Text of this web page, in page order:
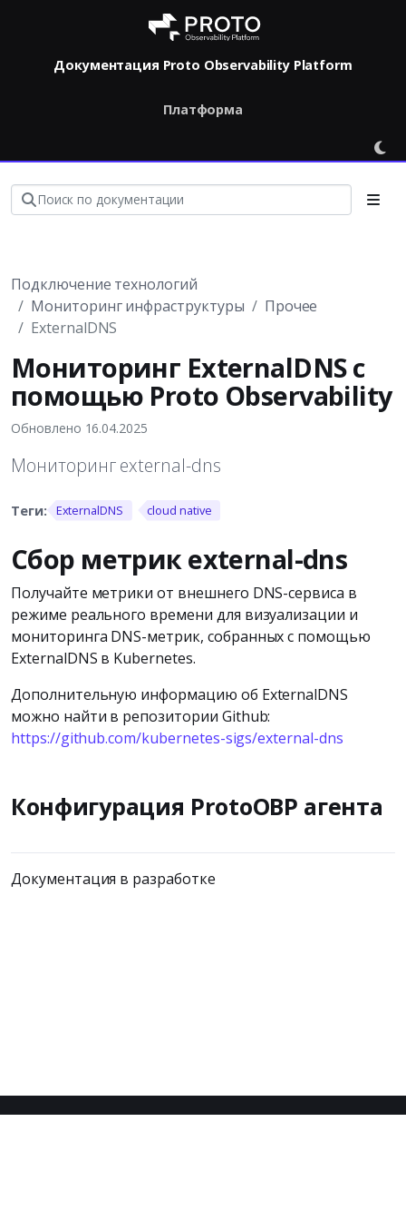
Документация Proto Observability Platform
Платформа
Подключение технологий
Мониторинг инфраструктуры
Прочее
ExternalDNS
Мониторинг ExternalDNS с
помощью Proto Observability
Обновлено 16.04.2025
Мониторинг external-dns
ExternalDNS cloud native
Сбор метрик external-dns
Получайте метрики от внешнего DNS-сервиса в
режиме реального времени для визуализации и
мониторинга DNS-метрик, собранных с помощью
ExternalDNS в Kubernetes.
Дополнительную информацию об ExternalDNS
можно найти в репозитории Github:
https://github.com/kubernetes-sigs/external-dns
Конфигурация ProtoOBP агента
Документация в разработке